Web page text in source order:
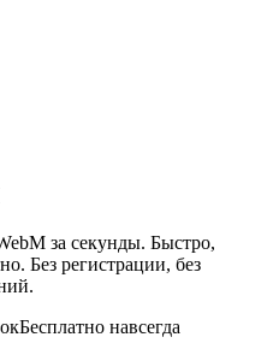
за секунды. Быстро,
Без регистрации, без
Бесплатно навсегда